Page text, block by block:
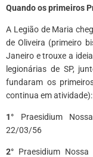
Quando os primeiros
A Legião de Maria
de Oliveira (primeiro
Janeiro e trouxe a
legionárias de SP,
fundaram os
continua em atividade):
1° Praesidium
22/03/56
2° Praesidium